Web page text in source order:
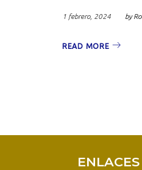
1 febrero, 2024 by
READ MORE
ENLACES